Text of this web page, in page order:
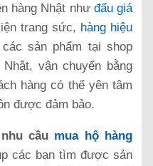
hàng Nhật như đấu giá
trang sức, hàng hiệu
sản phẩm tại shop
vận chuyển bằng
hàng có thể yên tâm
được đảm bảo.
cầu mua hộ hàng
các bạn tìm được sản